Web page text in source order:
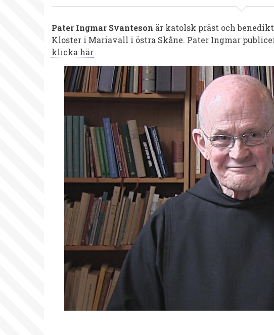
Pater Ingmar Svanteson är katolsk präst och
Kloster i Mariavall i östra Skåne. Pater Ingmar
klicka här